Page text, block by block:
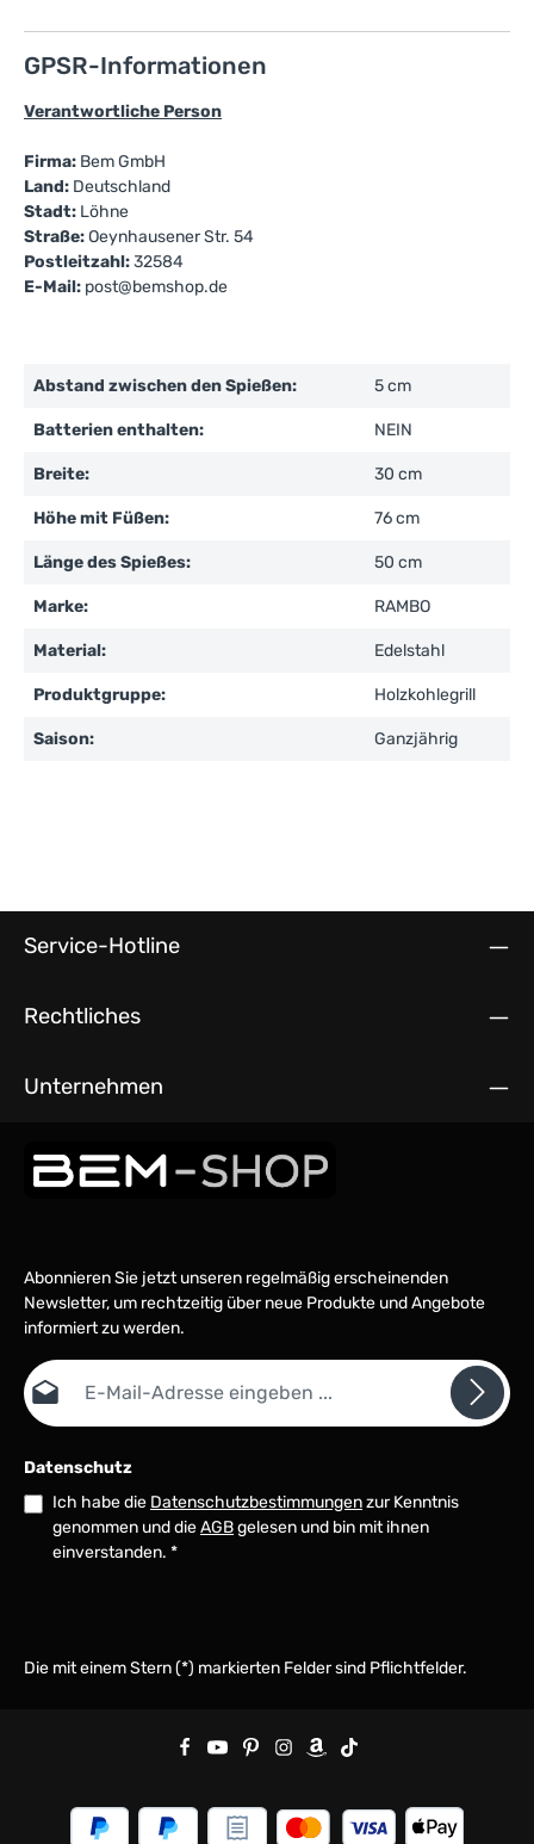
GPSR-Informationen
Verantwortliche Person
Firma: Bem GmbH
Land: Deutschland
Stadt: Löhne
Straße:Oeynhausener Str. 54
Postleitzahl:32584
E-Mail: post@bemshop.de
Abstand zwischen den Spießen: 5 cm
Batterien enthalten: NEIN
Breite: 30 cm
Höhe mit Füßen: 76 cm
Länge des Spießes: 50 cm
Marke: RAMBO
Material: Edelstahl
Produktgruppe: Holzkohlegrill
Saison: Ganzjährig
Service-Hotline
Rechtliches
Unternehmen
Abonnieren Sie jetzt unseren regelmäßig erscheinenden
Newsletter, um rechtzeitig über neue Produkte und Angebote
informiert zu werden.
E-Mail-Adresse*
Datenschutz
Ich habe die Datenschutzbestimmungenzur Kenntnis
genommen und dieAGBgelesen und bin mit ihnen
einverstanden. *
Die mit einem Stern (*) markierten Felder sind Pflichtfelder.